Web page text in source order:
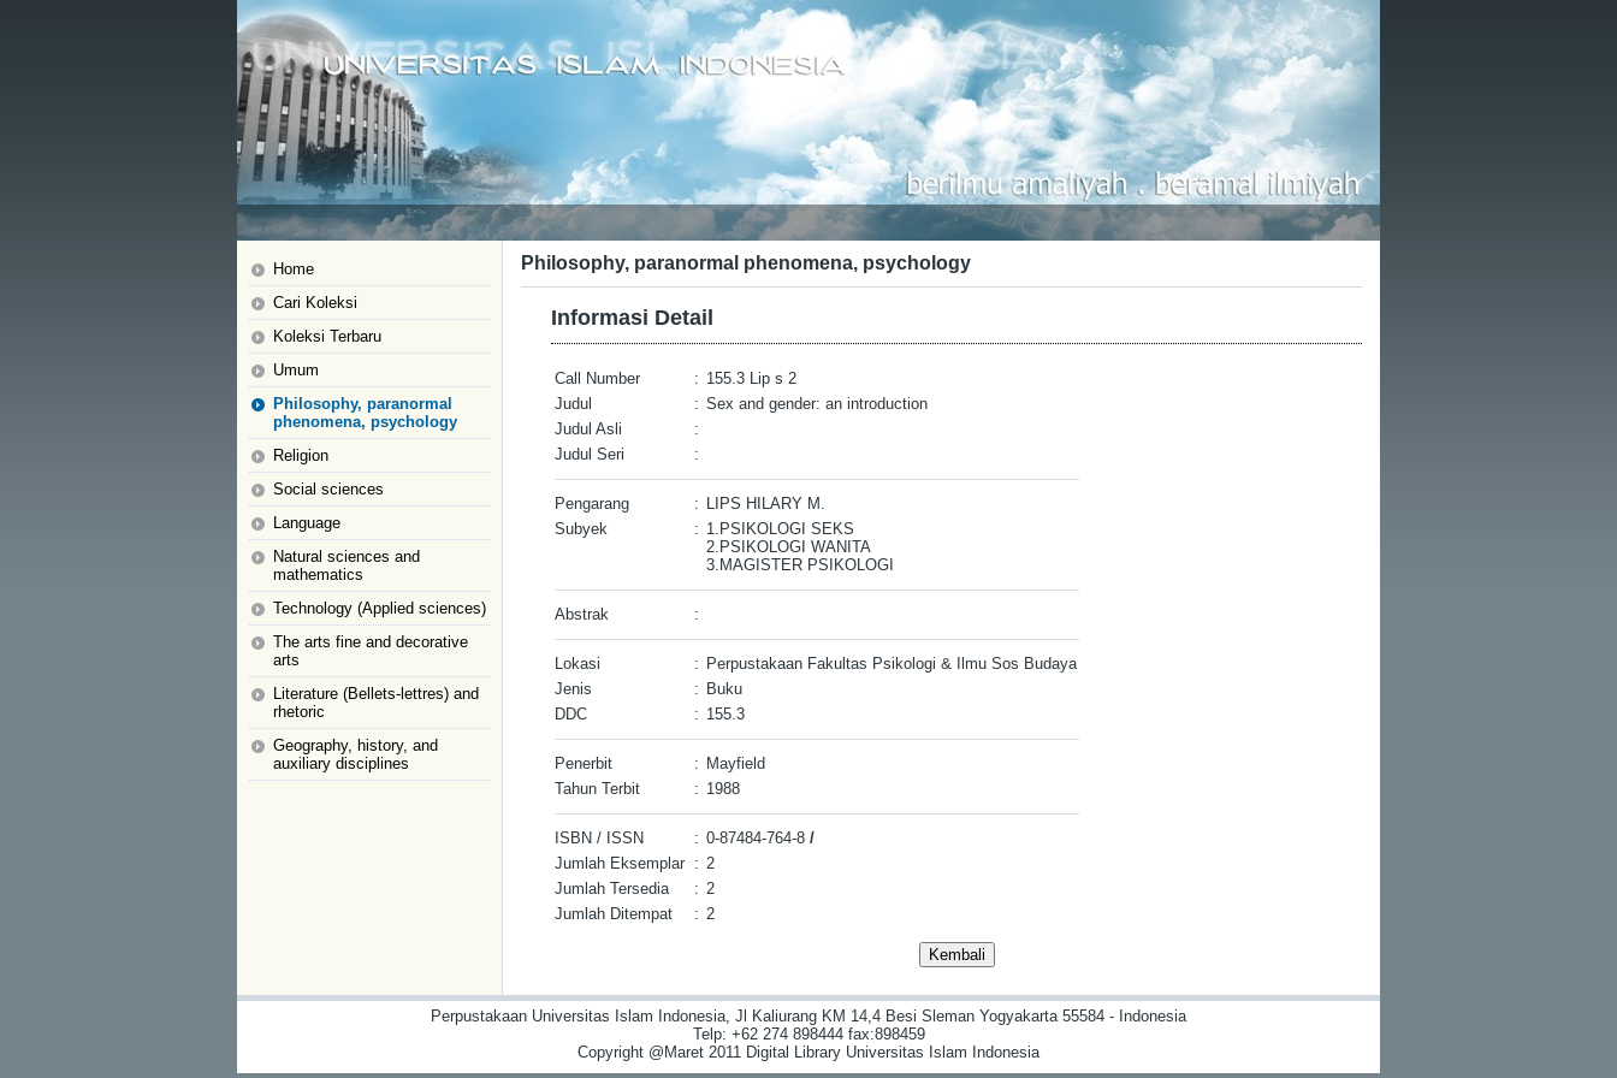
Home
Cari Koleksi
Koleksi Terbaru
Umum
Philosophy, paranormal
phenomena, psychology
Religion
Social sciences
Language
Natural sciences and
mathematics
Technology (Applied sciences)
The arts fine and decorative
arts
Literature (Bellets-lettres) and
rhetoric
Geography, history, and
auxiliary disciplines
Philosophy, paranormal phenomena, psychology
Informasi Detail
Call Number : 155.3 Lip s 2
Judul
: Sex and gender: an introduction
Judul Asli
:
Judul Seri
:
Pengarang : LIPS HILARY M.
Subyek
: 1.PSIKOLOGI SEKS
2.PSIKOLOGI WANITA
3.MAGISTER PSIKOLOGI
Abstrak :
Lokasi : Perpustakaan Fakultas Psikologi & Ilmu Sos Budaya
Jenis
: Buku
DDC
: 155.3
Penerbit : Mayfield
Tahun Terbit
: 1988
ISBN / ISSN : 0-87484-764-8 /
Jumlah Eksemplar : 2
Jumlah Tersedia
: 2
Jumlah Ditempat
: 2
Perpustakaan Universitas Islam Indonesia, Jl Kaliurang KM 14,4 Besi Sleman Yogyakarta 55584 - Indonesia
Telp: +62 274 898444 fax:898459
Copyright @Maret 2011 Digital Library Universitas Islam Indonesia